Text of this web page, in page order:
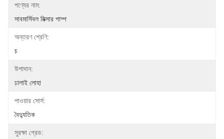
পণ্যের নাম:
সাবমার্সিবল মিক্সার পাম্প
অন্তরণ শ্রেণি:
চ
উপাদান:
ঢালাই লোহা
পাওয়ার সোর্স:
বৈদ্যুতিক
সুরক্ষা গ্রেড: